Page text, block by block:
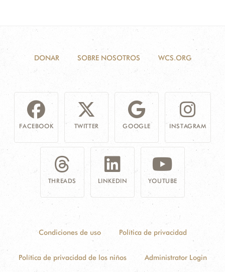
DONAR SOBRE NOSOTROS WCS.ORG
FACEBOOK TWITTER GOOGLE INSTAGRAM
THREADS LINKEDIN YOUTUBE
Condiciones de uso Política de privacidad
Política de privacidad de los niños Administrator Login